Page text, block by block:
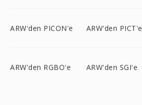
ARW'den PICON'e ARW'den PICT'e
ARW'den RGBO'e ARW'den SGI'e